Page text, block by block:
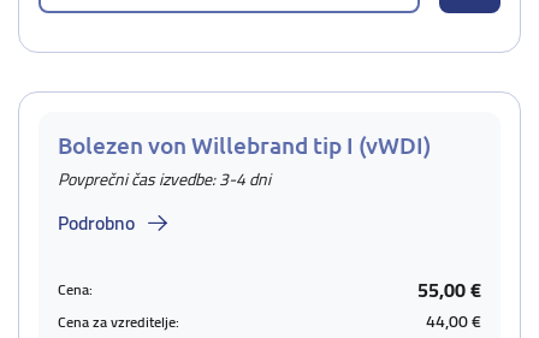
Bolezen von Willebrand tip I (vWDI)
Povprečni čas izvedbe: 3-4 dni
Podrobno
Cena: 55,00 €
Cena za vzreditelje: 44,00 €